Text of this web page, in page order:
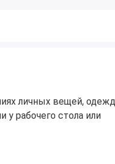
личных вещей,
рабочего стола или